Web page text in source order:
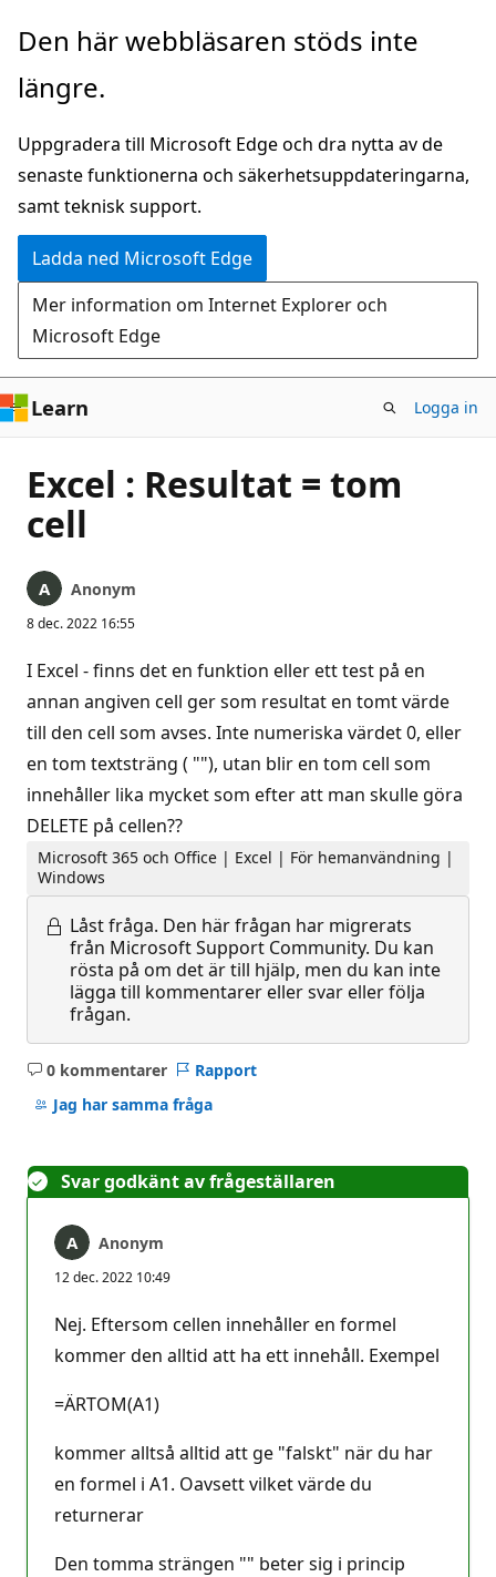
Hoppa
huvudinnehåll
Den här webbläsaren stöds inte
längre.
Uppgradera till Microsoft Edge och dra nytta av de
senaste funktionerna och säkerhetsuppdateringarna,
samt teknisk support.
Ladda ned Microsoft Edge
Mer information om Internet Explorer och
Microsoft Edge
Learn Logga in
Excel : Resultat = tom
cell
Anonym
8 dec. 2022 16:55
I Excel - finns det en funktion eller ett test på en
annan angiven cell ger som resultat en tomt värde
till den cell som avses. Inte numeriska värdet 0, eller
en tom textsträng ( ""), utan blir en tom cell som
innehåller lika mycket som efter att man skulle göra
DELETE på cellen??
Microsoft 365 och Office | Excel | För hemanvändning |
Windows
Låst fråga. Den här frågan har migrerats
från Microsoft Support Community. Du kan
rösta på om det är till hjälp, men du kan inte
lägga till kommentarer eller svar eller följa
frågan.
0 kommentarer
Inga
kommentarer
Rapport
Jag har samma fråga
Svar godkänt av frågeställaren
Anonym
12 dec. 2022 10:49
Nej. Eftersom cellen innehåller en formel
kommer den alltid att ha ett innehåll. Exempel
=ÄRTOM(A1)
kommer alltså alltid att ge "falskt" när du har
en formel i A1. Oavsett vilket värde du
returnerar
Den tomma strängen "" beter sig i princip